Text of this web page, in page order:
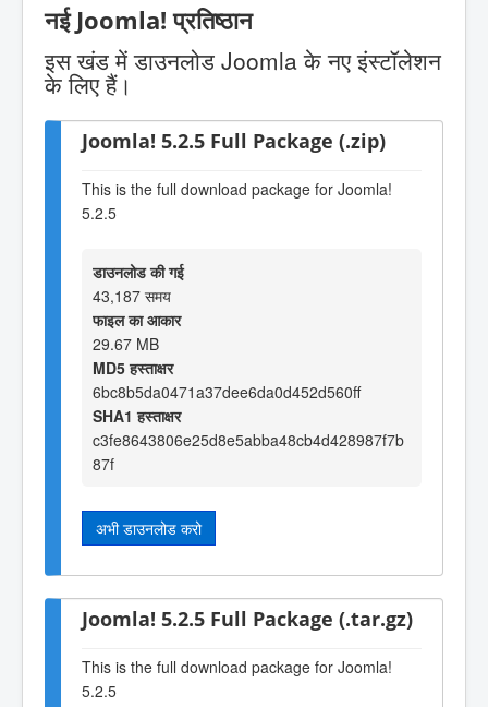
नई Joomla! प्रतिष्ठान
इस खंड में डाउनलोड Joomla के नए इंस्टॉलेशन
के लिए हैं।
Joomla! 5.2.5 Full Package (.zip)
This is the full download package for Joomla!
5.2.5
डाउनलोड की गई
43,187 समय
फाइल का आकार
29.67 MB
MD5 हस्ताक्षर
6bc8b5da0471a37dee6da0d452d560ff
SHA1 हस्ताक्षर
c3fe8643806e25d8e5abba48cb4d428987f7b
87f
अभी डाउनलोड करो
Joomla! 5.2.5 Full Package (.tar.gz)
This is the full download package for Joomla!
5.2.5